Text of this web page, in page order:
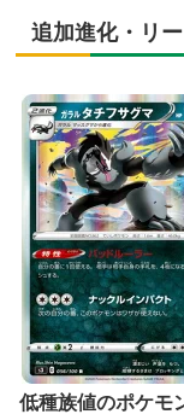
追加進化・リ
低種族値のポケモ